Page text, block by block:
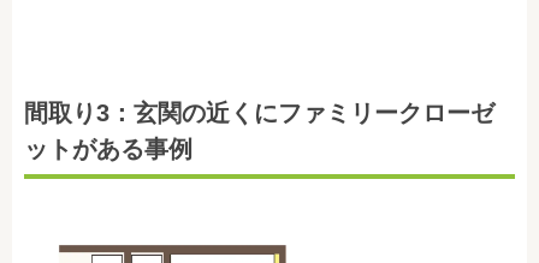
間取り3：玄関の近くにファミリークローゼ
ットがある事例